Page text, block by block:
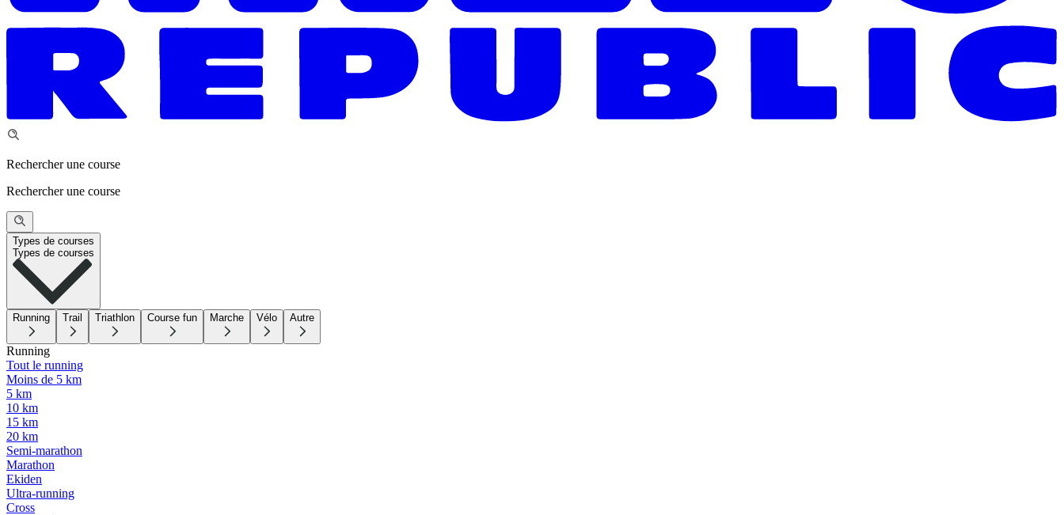
Rechercher une course
Rechercher une course
Types de courses
Types de courses
Running Trail Triathlon Course fun Marche Vélo Autre
Running
Tout le running
Moins de 5 km
5 km
10 km
15 km
20 km
Semi-marathon
Marathon
Ekiden
Ultra-running
Cross